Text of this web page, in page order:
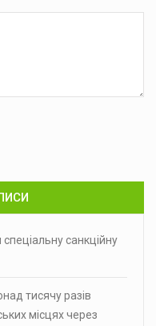
санкційну
тисячу разів
місцях через